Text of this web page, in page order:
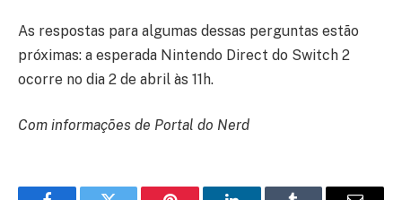
As respostas para algumas dessas perguntas estão
próximas: a esperada Nintendo Direct do Switch 2
ocorre no dia 2 de abril às 11h.
Com informações de Portal do Nerd